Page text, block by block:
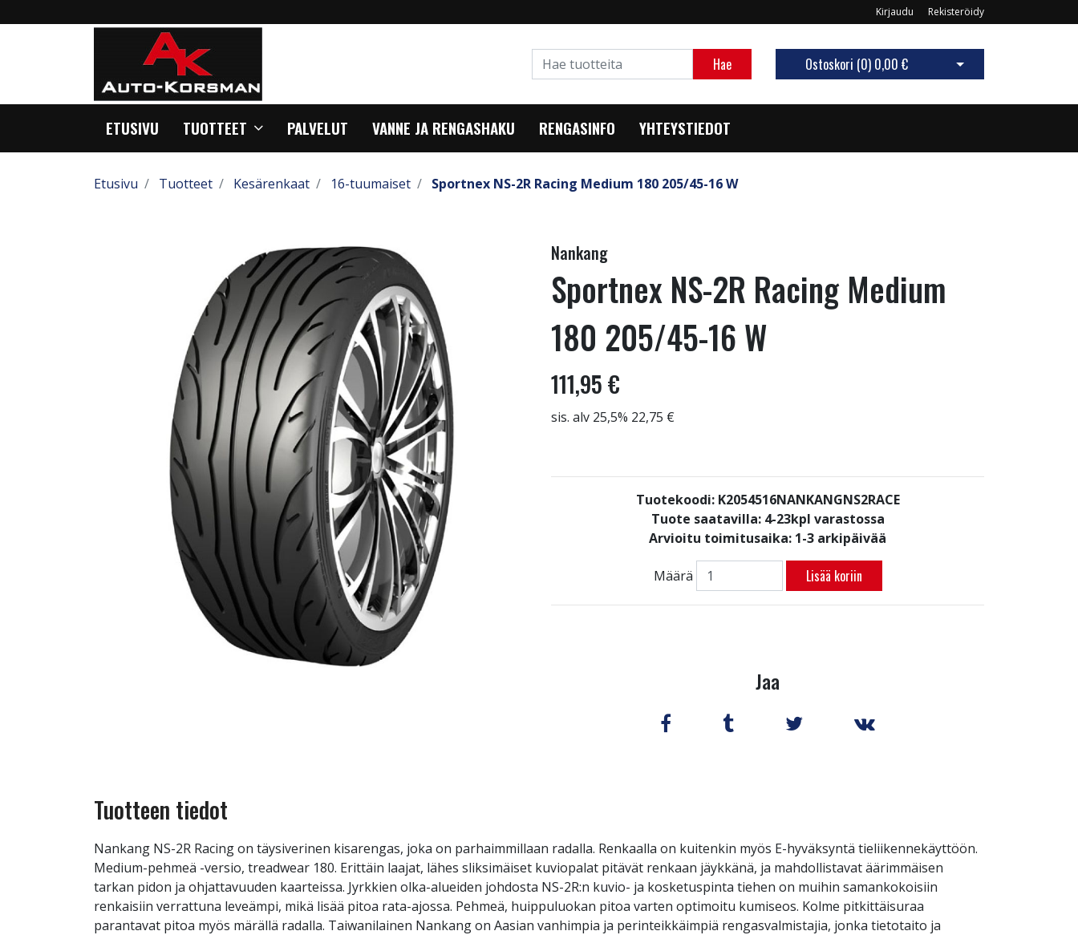
Kirjaudu Rekisteröidy
Hae Ostoskori (0) 0,00 € Avaa ostoskori
ETUSIVU TUOTTEET PALVELUT VANNE JA RENGASHAKU RENGASINFO YHTEYSTIEDOT
Etusivu Tuotteet Kesärenkaat 16-tuumaiset Sportnex NS-2R Racing Medium 180 205/45-16 W
Nankang
Sportnex NS-2R Racing Medium
180 205/45-16 W
111,95 €
sis. alv 25,5% 22,75 €
Tuotekoodi: K2054516NANKANGNS2RACE
Tuote saatavilla: 4-23kpl varastossa
Arvioitu toimitusaika: 1-3 arkipäivää
Määrä Lisää koriin
Jaa
Tuotteen tiedot
Nankang NS-2R Racing on täysiverinen kisarengas, joka on parhaimmillaan radalla. Renkaalla on kuitenkin myös E-hyväksyntä tieliikennekäyttöön.
Medium-pehmeä -versio, treadwear 180. Erittäin laajat, lähes sliksimäiset kuviopalat pitävät renkaan jäykkänä, ja mahdollistavat äärimmäisen
tarkan pidon ja ohjattavuuden kaarteissa. Jyrkkien olka-alueiden johdosta NS-2R:n kuvio- ja kosketuspinta tiehen on muihin samankokoisiin
renkaisiin verrattuna leveämpi, mikä lisää pitoa rata-ajossa. Pehmeä, huippuluokan pitoa varten optimoitu kumiseos. Kolme pitkittäisuraa
parantavat pitoa myös märällä radalla. Taiwanilainen Nankang on Aasian vanhimpia ja perinteikkäimpiä rengasvalmistajia, jonka tietotaito ja